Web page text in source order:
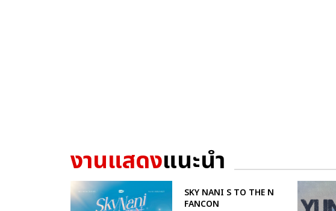
งานแสดงแนะนำ
SKY NANI S TO THE N
FANCON